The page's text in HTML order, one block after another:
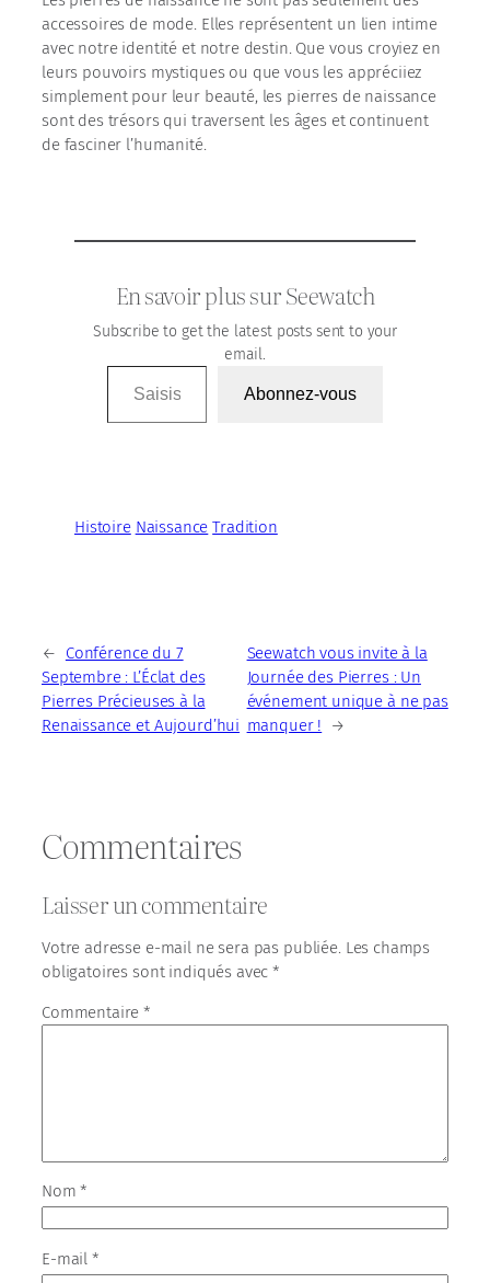
accessoires de mode. Elles représentent un lien intime
avec notre identité et notre destin. Que vous croyiez en
leurs pouvoirs mystiques ou que vous les appréciiez
simplement pour leur beauté, les pierres de naissance
sont des trésors qui traversent les âges et continuent
de fasciner l’humanité.
En savoir plus sur Seewatch
Subscribe to get the latest posts sent to your
email.
Saisissez votre adresse e-mail…
Abonnez-vous
Histoire Naissance Tradition
←
Conférence du 7
Septembre : L’Éclat des
Pierres Précieuses à la
Renaissance et Aujourd’hui
Seewatch vous invite à la
Journée des Pierres : Un
événement unique à ne pas
manquer !
→
Commentaires
Laisser un commentaire
Votre adresse e-mail ne sera pas publiée. Les champs
obligatoires sont indiqués avec*
Commentaire*
Nom*
E-mail *